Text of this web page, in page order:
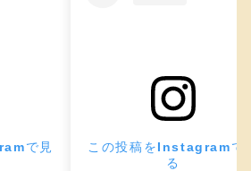
で見
この投稿をInstagramで
る